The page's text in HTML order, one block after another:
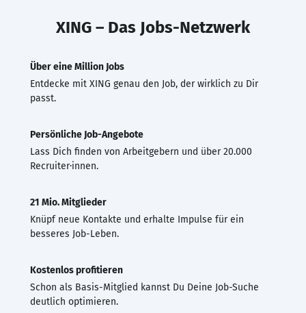
XING – Das Jobs-Netzwerk
Über eine Million Jobs
Entdecke mit XING genau den Job, der wirklich zu Dir
passt.
Persönliche Job-Angebote
Lass Dich finden von Arbeitgebern und über 20.000
Recruiter·innen.
21 Mio. Mitglieder
Knüpf neue Kontakte und erhalte Impulse für ein
besseres Job-Leben.
Kostenlos profitieren
Schon als Basis-Mitglied kannst Du Deine Job-Suche
deutlich optimieren.